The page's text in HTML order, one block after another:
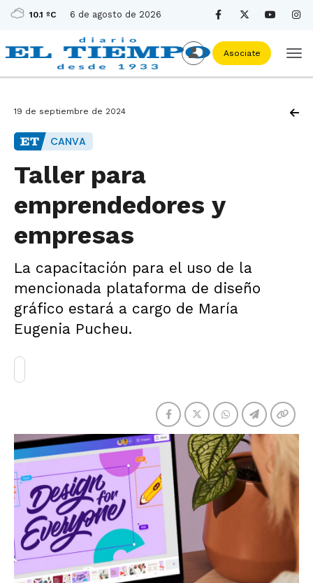
10.1 ºC 6 de agosto de 2026
Asociate
19 de septiembre de 2024
CANVA
Taller para
emprendedores y
empresas
La capacitación para el uso de la
mencionada plataforma de diseño
gráfico estará a cargo de María
Eugenia Pucheu.